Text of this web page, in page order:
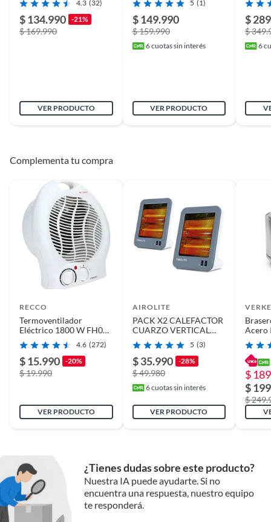
4.3 (32)
$ 134.990 -21%
$ 169.990
VER PRODUCTO
5 (1)
$ 149.990
$ 159.990
6cuotas sin interés
VER PRODUCTO
$
$
6
Complementa tu compra
RECCO
Termoventilador
Eléctrico 1800 W FH04-
W Blanco
4.6 (272)
$ 15.990 -20%
$ 19.990
VER PRODUCTO
AIROLITE
PACK X2 CALEFACTOR
CUARZO VERTICAL
800W HQ80
5 (3)
$ 35.990 -28%
$ 49.980
6cuotas sin interés
VER PRODUCTO
Acero
Acc /
$
$
$
¿Tienes dudas sobre este producto?
Nuestra IA puede ayudarte. Si no
encuentra una respuesta, nuestro equipo
te responderá.